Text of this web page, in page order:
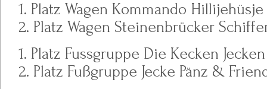
1. Platz Wagen Kommando Hillijehüsje
2. Platz Wagen Steinenbrücker
1. Platz Fussgruppe Die Kecken Jecken
2. Platz Fußgruppe Jecke Pänz &